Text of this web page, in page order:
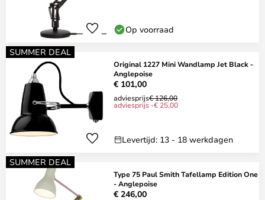
Op voorraad
SUMMER DEAL
Original 1227 Mini Wandlamp Jet Black -
Anglepoise
€ 101,00
adviesprijs€ 126,00
adviesprijs -€ 25,00
Levertijd: 13 - 18 werkdagen
SUMMER DEAL
Type 75 Paul Smith Tafellamp Edition One
- Anglepoise
€ 246,00